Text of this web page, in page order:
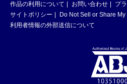
作品の利用について
お問い合わせ
プ
サイトポリシー
Do Not Sell or Share
利用者情報の外部送信について